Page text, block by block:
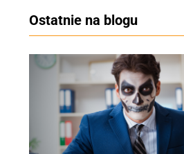
Ostatnie na blogu